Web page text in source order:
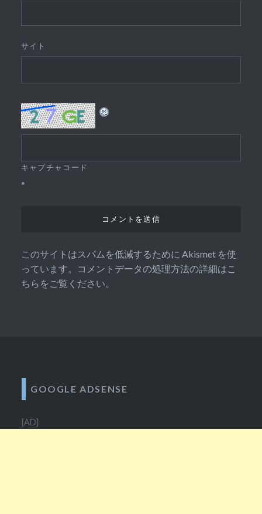
サイト
キャプチャコード
*
このサイトはスパムを低減するために Akismet を使
っています。
コメントデータの処理方法の詳細はこ
ちらをご覧ください。
GOOGLE ADSENSE
[AD]